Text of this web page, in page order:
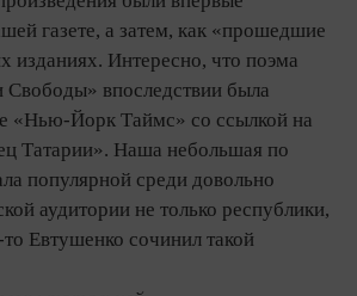
газете, а затем, как «прошедшие
изданиях. Интересно, что поэма
Свободы» впоследствии была
«Нью-Йорк Таймс» со ссылкой на
Татарии». Наша небольшая по
популярной среди довольно
аудитории не только республики,
Евтушенко сочинил такой